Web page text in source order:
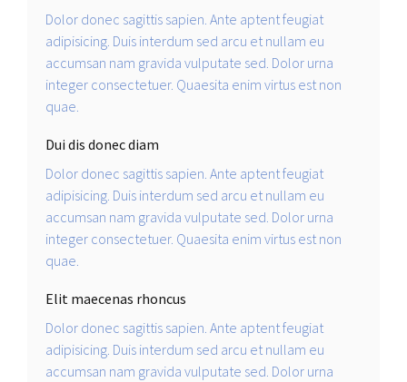
Dolor donec sagittis sapien. Ante aptent feugiat
adipisicing. Duis interdum sed arcu et nullam eu
accumsan nam gravida vulputate sed. Dolor urna
integer consectetuer. Quaesita enim virtus est non
quae.
Dui dis donec diam
Dolor donec sagittis sapien. Ante aptent feugiat
adipisicing. Duis interdum sed arcu et nullam eu
accumsan nam gravida vulputate sed. Dolor urna
integer consectetuer. Quaesita enim virtus est non
quae.
Elit maecenas rhoncus
Dolor donec sagittis sapien. Ante aptent feugiat
adipisicing. Duis interdum sed arcu et nullam eu
accumsan nam gravida vulputate sed. Dolor urna